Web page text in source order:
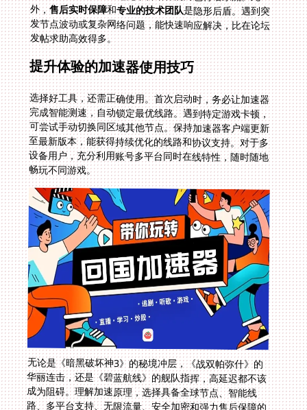
外，售后实时保障和专业的技术团队是隐形后盾。遇到突
发节点波动或复杂网络问题，能快速响应解决，比在论坛
发帖求助高效得多。
提升体验的加速器使用技巧
选择好工具，还需正确使用。首次启动时，务必让加速器
完成智能测速，自动锁定最优线路。遇到特定游戏卡顿，
可尝试手动切换同区域其他节点。保持加速器客户端更新
至最新版本，能获得持续优化的线路和协议支持。对于多
设备用户，充分利用账号多平台同时在线特性，随时随地
畅玩不同游戏。
无论是《暗黑破坏神3》的秘境冲层，《战双帕弥什》的
华丽连击，还是《碧蓝航线》的舰队指挥，高延迟都不该
成为阻碍。理解加速原理，选择具备全球节点、智能线
路、多平台支持、无限流量、安全加密和强力售后保障的
专业工具，是海外党征战国服的制胜关键。告别卡顿，重
获流畅，你的艾泽拉斯冒险或碧蓝征程，此刻即可无界启